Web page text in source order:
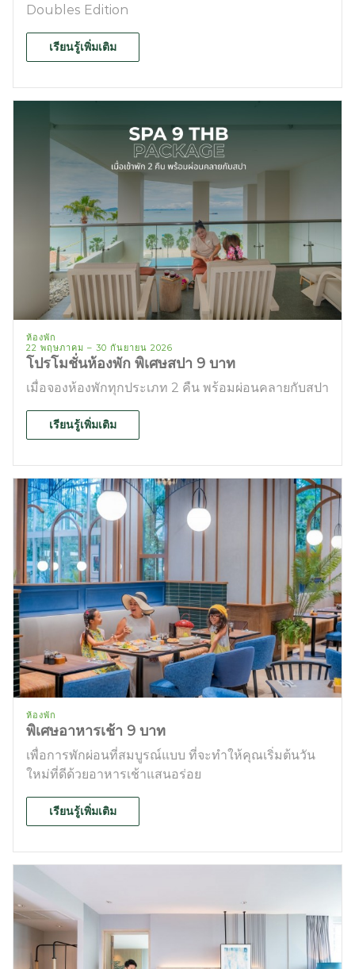
Doubles Edition
เรียนรู้เพิ่มเติม
ห้องพัก
22 พฤษภาคม – 30 กันยายน 2026
โปรโมชั่นห้องพัก พิเศษสปา 9 บาท
เมื่อจองห้องพักทุกประเภท 2 คืน พร้อมผ่อนคลายกับสปา
เรียนรู้เพิ่มเติม
ห้องพัก
พิเศษอาหารเช้า 9 บาท
เพื่อการพักผ่อนที่สมบูรณ์แบบ ที่จะทำให้คุณเริ่มต้นวัน
ใหม่ที่ดีด้วยอาหารเช้าแสนอร่อย
เรียนรู้เพิ่มเติม